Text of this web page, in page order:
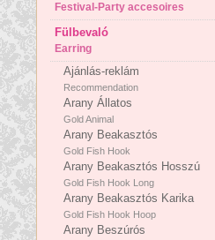
Festival-Party accesoires
Fülbevaló
Earring
Ajánlás-reklám
Recommendation
Arany Állatos
Gold Animal
Arany Beakasztós
Gold Fish Hook
Arany Beakasztós Hosszú
Gold Fish Hook Long
Arany Beakasztós Karika
Gold Fish Hook Hoop
Arany Beszúrós